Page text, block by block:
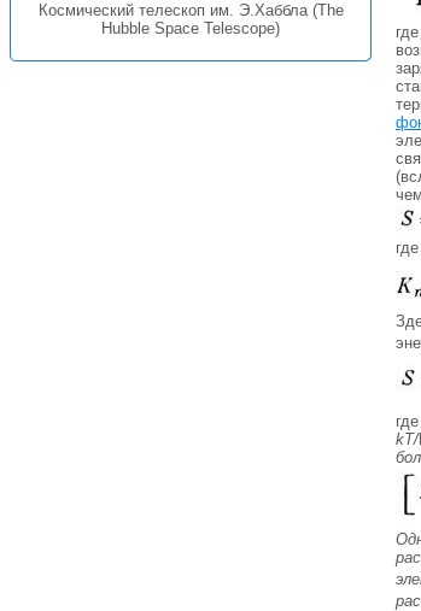
Космический телескоп им. Э.Хаббла (The
Hubble Space Telescope)
kT/